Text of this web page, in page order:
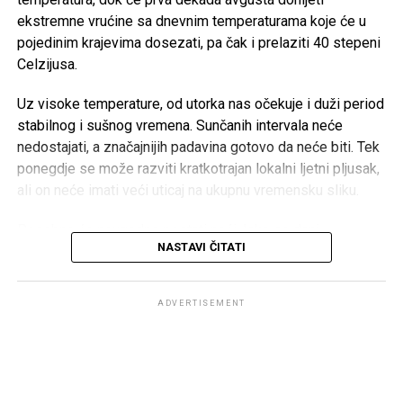
gubitka.
Tweet Share
Mail
ekstremne vrućine sa dnevnim temperaturama koje će u
pojedinim krajevima dosezati, pa čak i prelaziti 40 stepeni
Celzijusa.
Uz visoke temperature, od utorka nas očekuje i duži period
stabilnog i sušnog vremena. Sunčanih intervala neće
nedostajati, a značajnijih padavina gotovo da neće biti. Tek
ponegdje se može razviti kratkotrajan lokalni ljetni pljusak,
ali on neće imati veći uticaj na ukupnu vremensku sliku.
Posebno će neugodne postati noći. Iako se dani
postepeno skraćuju, temperature će nastaviti rasti, pa će
NASTAVI ČITATI
ADVERTISEMENT